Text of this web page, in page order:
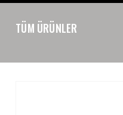
TÜM ÜRÜNLER